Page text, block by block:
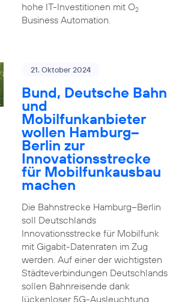
hohe IT-Investitionen mit O2
Business Automation.
21. Oktober 2024
Bund, Deutsche Bahn
und
Mobilfunkanbieter
wollen Hamburg–
Berlin zur
Innovationsstrecke
für Mobilfunkausbau
machen
Die Bahnstrecke Hamburg–Berlin
soll Deutschlands
Innovationsstrecke für Mobilfunk
mit Gigabit-Datenraten im Zug
werden. Auf einer der wichtigsten
Städteverbindungen Deutschlands
sollen Bahnreisende dank
lückenloser 5G-Ausleuchtung